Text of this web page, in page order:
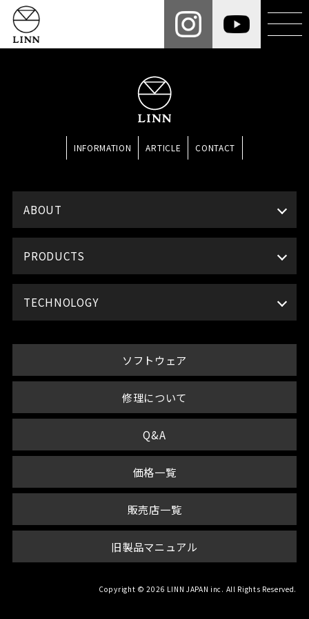
INFORMATION ARTICLE CONTACT
ABOUT
PRODUCTS
TECHNOLOGY
ソフトウェア
修理について
Q&A
価格一覧
販売店一覧
旧製品マニュアル
Copyright © 2026 LINN JAPAN inc. All Rights Reserved.